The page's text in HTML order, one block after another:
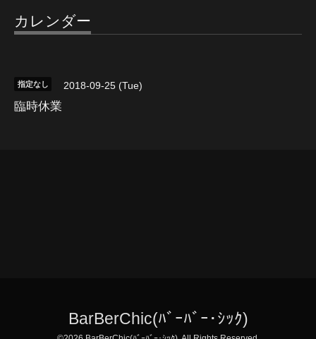
カレンダー
指定なし 2018-09-25 (Tue)
臨時休業
BarBerChic(ﾊﾞｰﾊﾞｰ･ｼｯｸ)